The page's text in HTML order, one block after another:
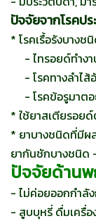
ปัจจัยจากโรคปร
* โรคเรื้อรังบางช
- ไทรอยด์ทำงา
- โรคทางลำไส้
- โรคข้อรูมาต
* ใช้ยาสเตียรอยด์
* ยาบางชนิดที่มีผ
ยากันชักบางชนิด
ปัจจัยด้านพ
- ไม่ค่อยออกกำลั
- สูบบุหรี่ ดื่มเครื่อ